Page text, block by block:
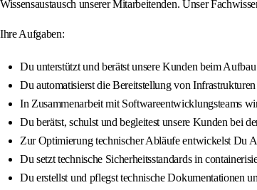
Wissensaustausch unserer Mitarbeitenden. Unser
Ihre Aufgaben:
Du unterstützt und berätst unsere Kunden beim
Du automatisierst die Bereitstellung von
In Zusammenarbeit mit Softwareentwicklungsteams
Du berätst, schulst und begleitest unsere Kunden bei
Zur Optimierung technischer Abläufe entwickelst Du
Du setzt technische Sicherheitsstandards in
Du erstellst und pflegst technische Dokumentationen